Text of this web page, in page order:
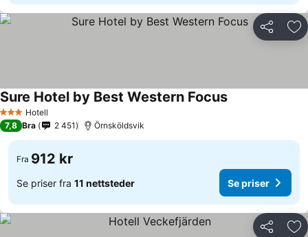
Del
3 StjernerHotell
Sure Hotel by Best Western FocusSe priser
7,8 Bra 2 451 Örnsköldsvik
Fra 912 kr
Se priser fra 11 nettsteder Se priser
Del